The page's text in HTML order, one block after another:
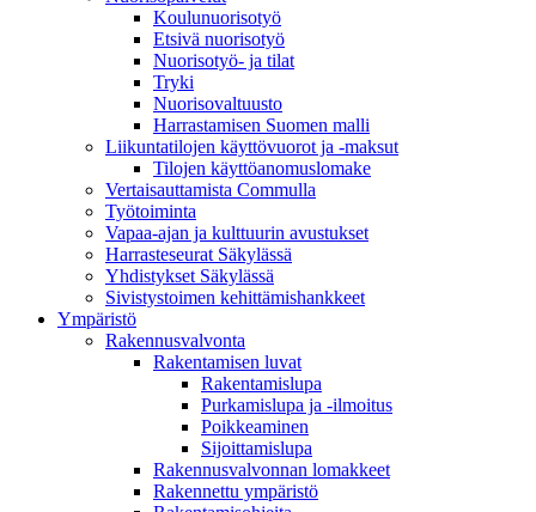
Koulunuorisotyö
Etsivä nuorisotyö
Nuorisotyö- ja tilat
Tryki
Nuorisovaltuusto
Harrastamisen Suomen malli
Liikuntatilojen käyttövuorot ja -maksut
Tilojen käyttöanomuslomake
Vertaisauttamista Commulla
Työtoiminta
Vapaa-ajan ja kulttuurin avustukset
Harrasteseurat Säkylässä
Yhdistykset Säkylässä
Sivistystoimen kehittämishankkeet
Ympä­ristö
Rakennusvalvonta
Rakentamisen luvat
Rakentamislupa
Purkamislupa ja -ilmoitus
Poikkeaminen
Sijoittamislupa
Rakennusvalvonnan lomakkeet
Rakennettu ympäristö